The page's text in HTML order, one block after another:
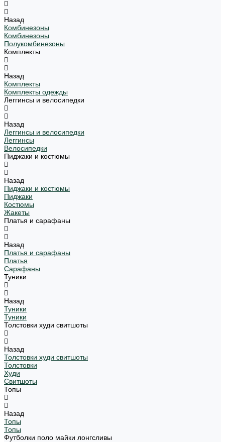
Назад
Комбинезоны
Комбинезоны
Полукомбинезоны
Комплекты
Назад
Комплекты
Комплекты одежды
Леггинсы и велосипедки
Назад
Леггинсы и велосипедки
Леггинсы
Велосипедки
Пиджаки и костюмы
Назад
Пиджаки и костюмы
Пиджаки
Костюмы
Жакеты
Платья и сарафаны
Назад
Платья и сарафаны
Платья
Сарафаны
Туники
Назад
Туники
Туники
Толстовки худи свитшоты
Назад
Толстовки худи свитшоты
Толстовки
Худи
Свитшоты
Топы
Назад
Топы
Топы
Футболки поло майки лонгсливы